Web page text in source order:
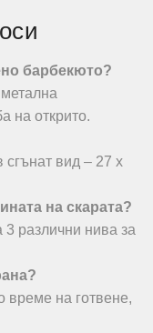
барбекюто?
на открито.
сгънат вид – 27 х
на скарата?
различни нива за
време на готвене,